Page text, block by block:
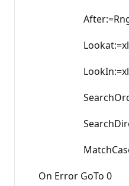
On Error GoTo 0